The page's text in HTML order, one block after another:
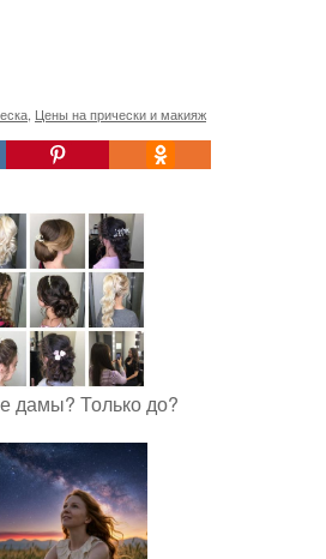
Цены на прически и макияж
дамы? Только до?